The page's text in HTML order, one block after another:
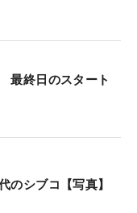
ーを除く通常大
本大会は410ptが
界ランキング
けでもある。
野にとっては、
最終日のスタート
シブコ【写真】